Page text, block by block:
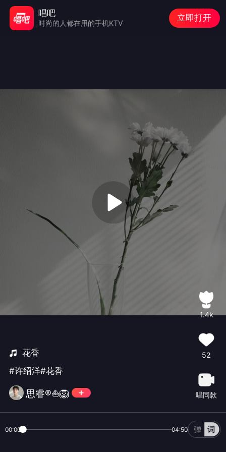
花香
#许绍洋#花香
思睿®️⛵🦁
1.4k
52
唱同款
00:00 04:50
唱吧
时尚的人都在用的手机KTV
立即打开